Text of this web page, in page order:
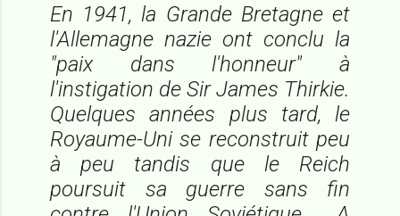
En 1941, la Grande Bretagne et
l'Allemagne nazie ont conclu la
"paix dans l'honneur" à
l'instigation de Sir James Thirkie.
Quelques années plus tard, le
Royaume-Uni se reconstruit peu
à peu tandis que le Reich
poursuit sa guerre sans fin